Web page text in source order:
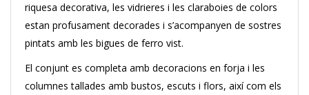
riquesa decorativa, les vidrieres i les claraboies de colors
estan profusament decorades i s’acompanyen de sostres
pintats amb les bigues de ferro vist.
El conjunt es completa amb decoracions en forja i les
columnes tallades amb bustos, escuts i flors, així com els